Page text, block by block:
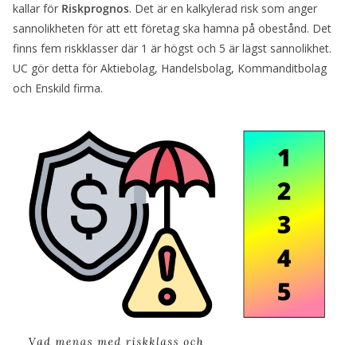
kallar för Riskprognos. Det är en kalkylerad risk som anger
sannolikheten för att ett företag ska hamna på obestånd. Det
finns fem riskklasser där 1 är högst och 5 är lägst sannolikhet.
UC gör detta för Aktiebolag, Handelsbolag, Kommanditbolag
och Enskild firma.